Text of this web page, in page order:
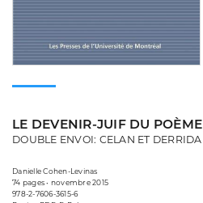
LE DEVENIR-JUIF DU POÈME
DOUBLE ENVOI: CELAN ET DERRIDA
Danielle Cohen-Levinas
74 pages • novembre 2015
978-2-7606-3615-6